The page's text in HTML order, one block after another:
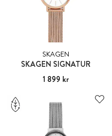
SKAGEN
SKAGEN SIGNATUR
Pris :1 899 kr
1 899 kr